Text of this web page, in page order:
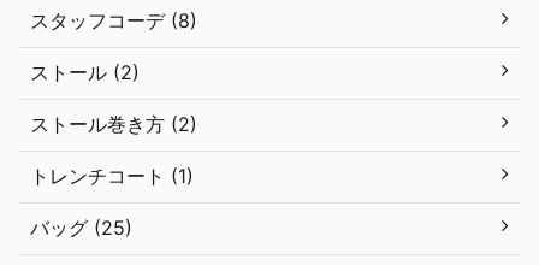
スタッフコーデ (8)
ストール (2)
ストール巻き方 (2)
トレンチコート (1)
バッグ (25)